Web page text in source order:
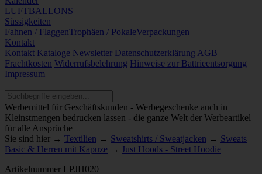
LUFTBALLONS
Süssigkeiten
Fahnen / FlaggenTrophäen / PokaleVerpackungen
Kontakt
Kontakt Kataloge Newsletter Datenschutzerklärung AGB
Frachtkosten Widerrufsbelehrung Hinweise zur Battrieentsorgung
Impressum
Werbemittel für Geschäftskunden - Werbegeschenke auch in
Kleinstmengen bedrucken lassen - die ganze Welt der Werbeartikel
für alle Ansprüche
Sie sind hier → Textilien → Sweatshirts / Sweatjacken → Sweats
Basic & Herren mit Kapuze → Just Hoods - Street Hoodie
Artikelnummer LPJH020